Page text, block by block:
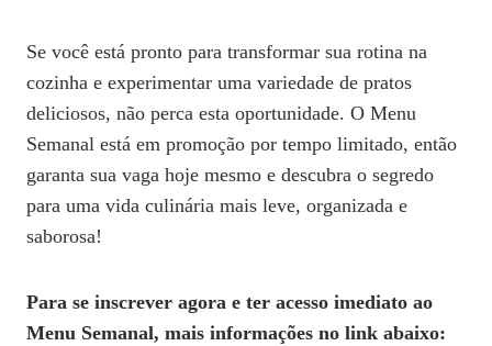
Se você está pronto para transformar sua rotina na
cozinha e experimentar uma variedade de pratos
deliciosos, não perca esta oportunidade. O Menu
Semanal está em promoção por tempo limitado, então
garanta sua vaga hoje mesmo e descubra o segredo
para uma vida culinária mais leve, organizada e
saborosa!
Para se inscrever agora e ter acesso imediato ao
Menu Semanal, mais informações no link abaixo: